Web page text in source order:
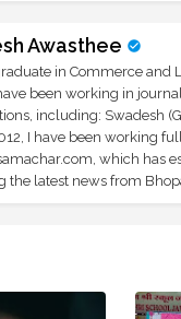
Awasthee
in Commerce and
been working in
including: Swadesh
I have been working
which has
the latest news from